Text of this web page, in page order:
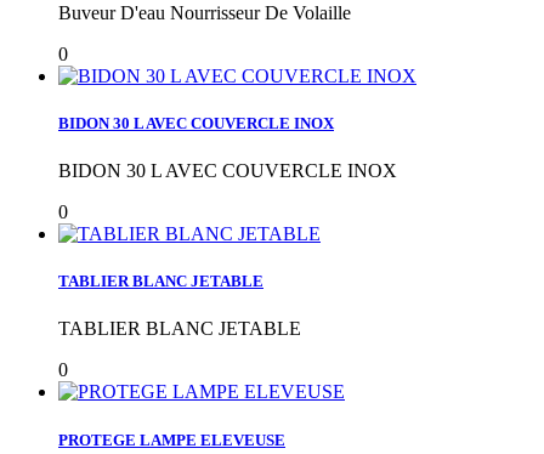
Buveur D'eau Nourrisseur De Volaille
0
BIDON 30 L AVEC COUVERCLE INOX
BIDON 30 L AVEC COUVERCLE INOX
0
TABLIER BLANC JETABLE
TABLIER BLANC JETABLE
0
PROTEGE LAMPE ELEVEUSE